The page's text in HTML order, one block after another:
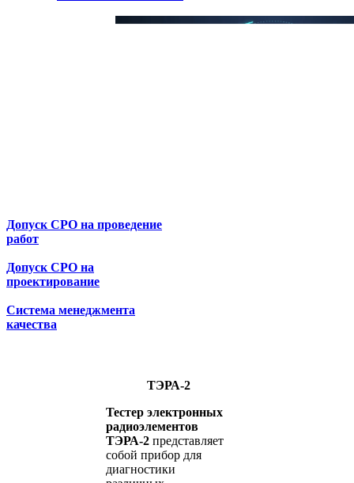
Допуск СРО на проведение
работ
Допуск СРО на
проектирование
Система менеджмента
качества
ТЭРА-2
Тестер электронных
радиоэлементов
ТЭРА-2 представляет
собой прибор для
диагностики